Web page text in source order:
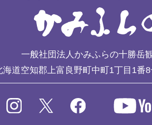
一般社団法人かみふらの十勝岳
海道空知郡上富良野町中町1丁目1番8